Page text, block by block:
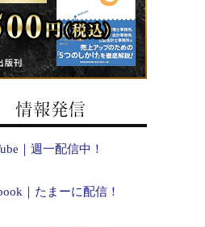
｜週一配信中！
｜たまーに配信！